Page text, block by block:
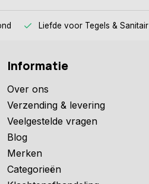
Liefde voor Tegels & Sanitair
Informatie
Over ons
Verzending & levering
Veelgestelde vragen
Blog
Merken
Categorieën